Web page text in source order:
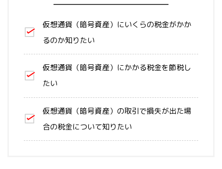
仮想通貨（暗号資産）にいくらの税金がかか
るのか知りたい
仮想通貨（暗号資産）にかかる税金を節税し
たい
仮想通貨（暗号資産）の取引で損失が出た場
合の税金について知りたい